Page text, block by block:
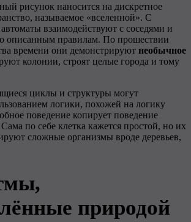
рисунок наносится на дискретное
называемое «вселенной». С
взаимодействуют с соседями и
описанным правилам. По прошествии
времени они демонстрируют необычное
колонии, строят целые города и тому
циклы и структуры могут
логики, похожей на логику
поведение копирует поведение
по себе клетка кажется простой, но их
сложные организмы вроде деревьев,
природой